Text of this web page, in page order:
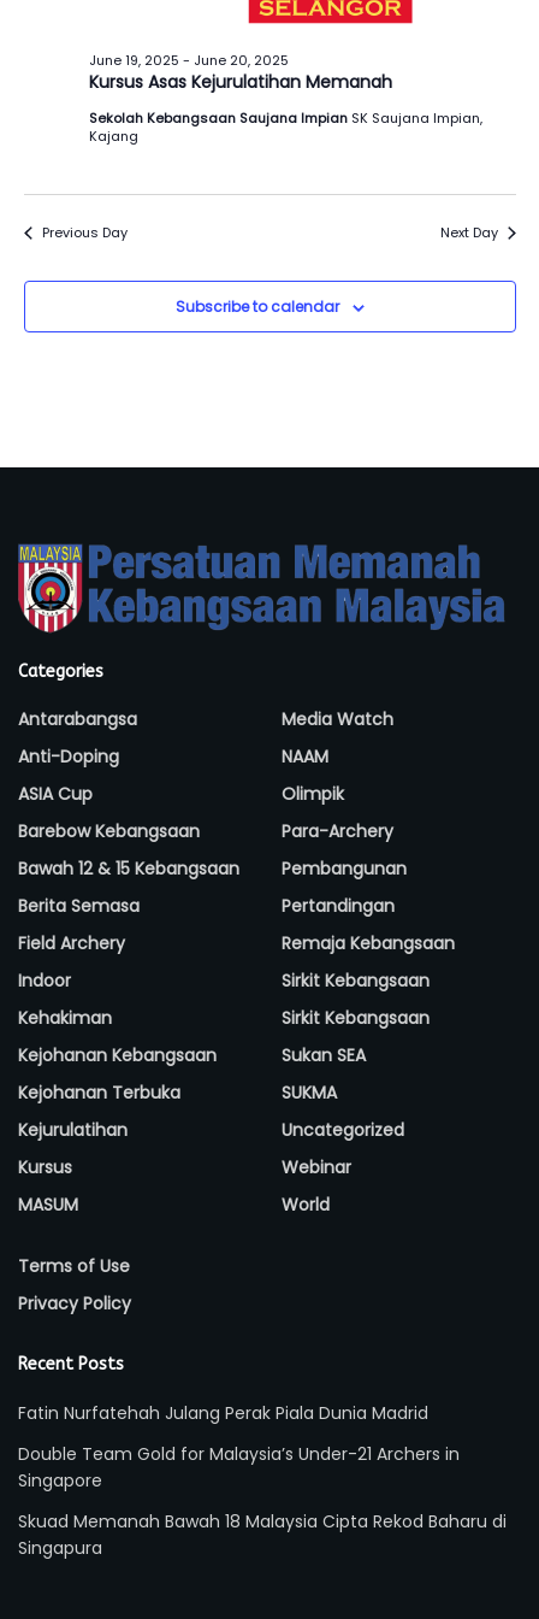
Kursus Asas Kejurulatihan Memanah
June 19, 2025 - June 20, 2025
Sekolah Kebangsaan Saujana Impian SK Saujana Impian,
Kajang
Previous Day Next Day
Subscribe to calendar
Categories
Antarabangsa
Anti-Doping
ASIA Cup
Barebow Kebangsaan
Bawah 12 & 15 Kebangsaan
Berita Semasa
Field Archery
Indoor
Kehakiman
Kejohanan Kebangsaan
Kejohanan Terbuka
Kejurulatihan
Kursus
MASUM
Media Watch
NAAM
Olimpik
Para-Archery
Pembangunan
Pertandingan
Remaja Kebangsaan
Sirkit Kebangsaan
Sirkit Kebangsaan
Sukan SEA
SUKMA
Uncategorized
Webinar
World
Terms of Use
Privacy Policy
Recent Posts
Fatin Nurfatehah Julang Perak Piala Dunia Madrid
Double Team Gold for Malaysia’s Under-21 Archers in
Singapore
Skuad Memanah Bawah 18 Malaysia Cipta Rekod Baharu di
Singapura